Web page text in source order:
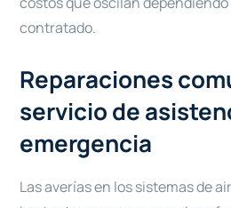
contratado.
Reparaciones
servicio de
emergencia
Las averías en los sistemas de